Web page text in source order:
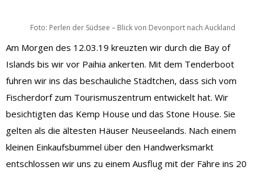
Foto: Perlen der Südsee – Blick von Devonport nach Auckland
Am Morgen des 12.03.19 kreuzten wir durch die Bay of
Islands bis wir vor Paihia ankerten. Mit dem Tenderboot
fuhren wir ins das beschauliche Städtchen, dass sich vom
Fischerdorf zum Tourismuszentrum entwickelt hat. Wir
besichtigten das Kemp House und das Stone House. Sie
gelten als die ältesten Häuser Neuseelands. Nach einem
kleinen Einkaufsbummel über den Handwerksmarkt
entschlossen wir uns zu einem Ausflug mit der Fähre ins 20